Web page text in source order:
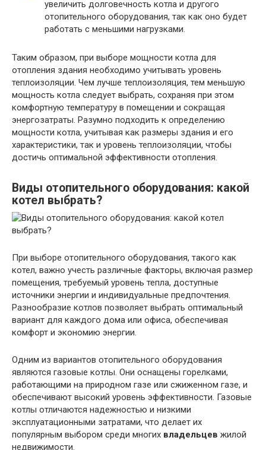
увеличить долговечность котла и другого
отопительного оборудования, так как оно будет
работать с меньшими нагрузками.
Таким образом, при выборе мощности котла для
отопления здания необходимо учитывать уровень
теплоизоляции. Чем лучше теплоизоляция, тем меньшую
мощность котла следует выбрать, сохраняя при этом
комфортную температуру в помещении и сокращая
энергозатраты. Разумно подходить к определению
мощности котла, учитывая как размеры здания и его
характеристики, так и уровень теплоизоляции, чтобы
достичь оптимальной эффективности отопления.
Виды отопительного оборудования: какой
котел выбрать?
При выборе отопительного оборудования, такого как
котел, важно учесть различные факторы, включая размер
помещения, требуемый уровень тепла, доступные
источники энергии и индивидуальные предпочтения.
Разнообразие котлов позволяет выбрать оптимальный
вариант для каждого дома или офиса, обеспечивая
комфорт и экономию энергии.
Одним из вариантов отопительного оборудования
являются газовые котлы. Они оснащены горелками,
работающими на природном газе или сжиженном газе, и
обеспечивают высокий уровень эффективности. Газовые
котлы отличаются надежностью и низкими
эксплуатационными затратами, что делает их
популярным выбором среди многих владельцев жилой
недвижимости.